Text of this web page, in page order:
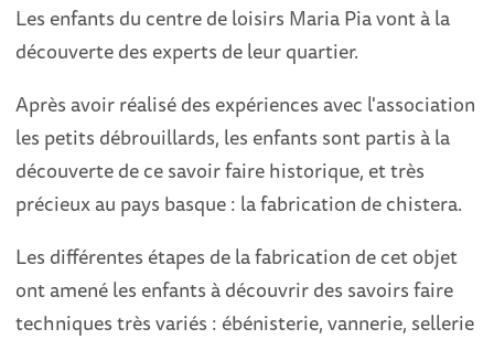
Les enfants du centre de loisirs Maria Pia vont à la
découverte des experts de leur quartier.
Après avoir réalisé des expériences avec l'association
les petits débrouillards, les enfants sont partis à la
découverte de ce savoir faire historique, et très
précieux au pays basque : la fabrication de chistera.
Les différentes étapes de la fabrication de cet objet
ont amené les enfants à découvrir des savoirs faire
techniques très variés : ébénisterie, vannerie, sellerie